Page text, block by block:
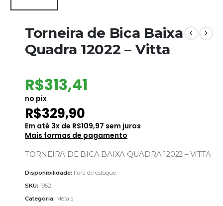
Torneira de Bica Baixa
Quadra 12022 – Vitta
R$313,41
no pix
R$329,90
Em até 3x de R$109,97 sem juros
Mais formas de pagamento
TORNEIRA DE BICA BAIXA QUADRA 12022 – VITTA
Disponibilidade: Fora de estoque
SKU: 1952
Categoria: Metais